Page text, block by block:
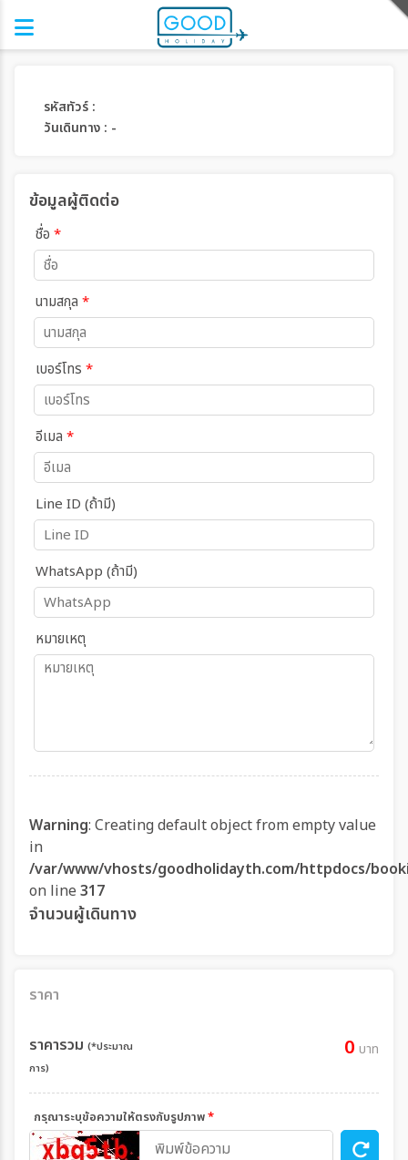
รหัสทัวร์ :
วันเดินทาง : -
ข้อมูลผู้ติดต่อ
ชื่อ *
นามสกุล *
เบอร์โทร *
อีเมล *
Line ID (ถ้ามี)
WhatsApp (ถ้ามี)
หมายเหตุ
Warning: Creating default object from empty value
in
/var/www/vhosts/goodholidayth.com/httpdocs/
on line 317
จำนวนผู้เดินทาง
ราคา
ราคารวม (*ประมาณ
การ)
0 บาท
กรุณาระบุข้อความให้ตรงกับรูปภาพ*